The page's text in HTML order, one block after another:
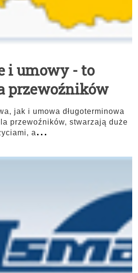
i umowy - to
przewoźników
jak i umowa długoterminowa
przewoźników, stwarzają duże
a...